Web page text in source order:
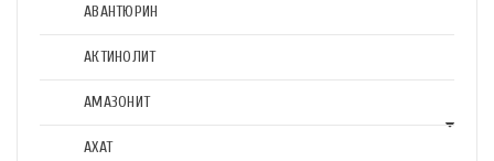
АВАНТЮРИН
АКТИНОЛИТ
АМАЗОНИТ
АХАТ